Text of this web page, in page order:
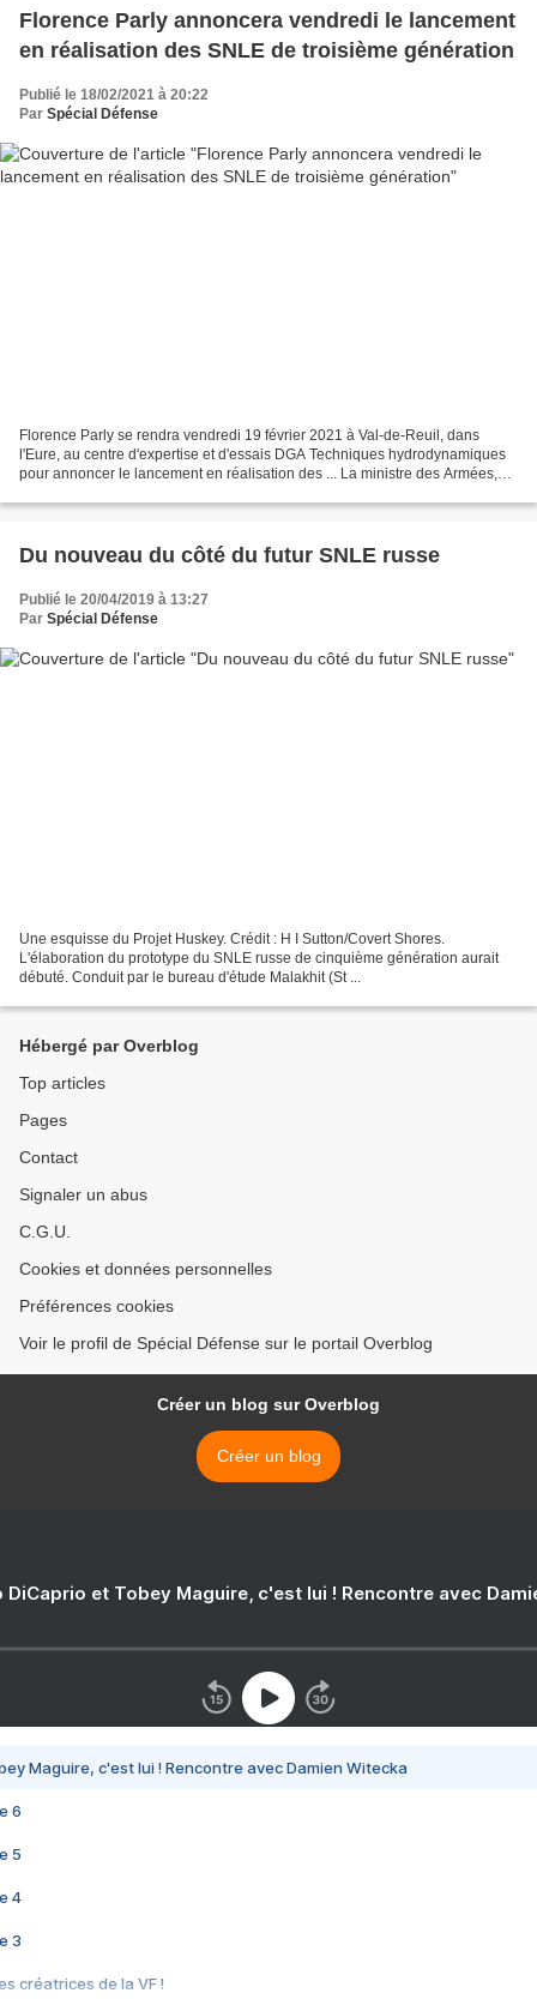
Florence Parly annoncera vendredi le lancement
en réalisation des SNLE de troisième génération
Publié le 18/02/2021 à 20:22
Par Spécial Défense
Florence Parly se rendra vendredi 19 février 2021 à Val-de-Reuil, dans
l'Eure, au centre d'expertise et d'essais DGA Techniques hydrodynamiques
pour annoncer le lancement en réalisation des ... La ministre des Armées,
Du nouveau du côté du futur SNLE russe
Publié le 20/04/2019 à 13:27
Par Spécial Défense
Une esquisse du Projet Huskey. Crédit : H I Sutton/Covert Shores.
L'élaboration du prototype du SNLE russe de cinquième génération aurait
débuté. Conduit par le bureau d'étude Malakhit (St ...
Hébergé par Overblog
Top articles
Pages
Contact
Signaler un abus
C.G.U.
Cookies et données personnelles
Préférences cookies
Voir le profil de Spécial Défense sur le portail Overblog
Créer un blog sur Overblog
Créer un blog
DiCaprio et Tobey Maguire, c'est lui ! Rencontre avec
Maguire, c'est lui ! Rencontre avec Damien Witecka
6
5
4
3
créatrices de la VF !